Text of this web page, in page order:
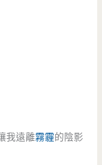
我遠離霧霾的陰影